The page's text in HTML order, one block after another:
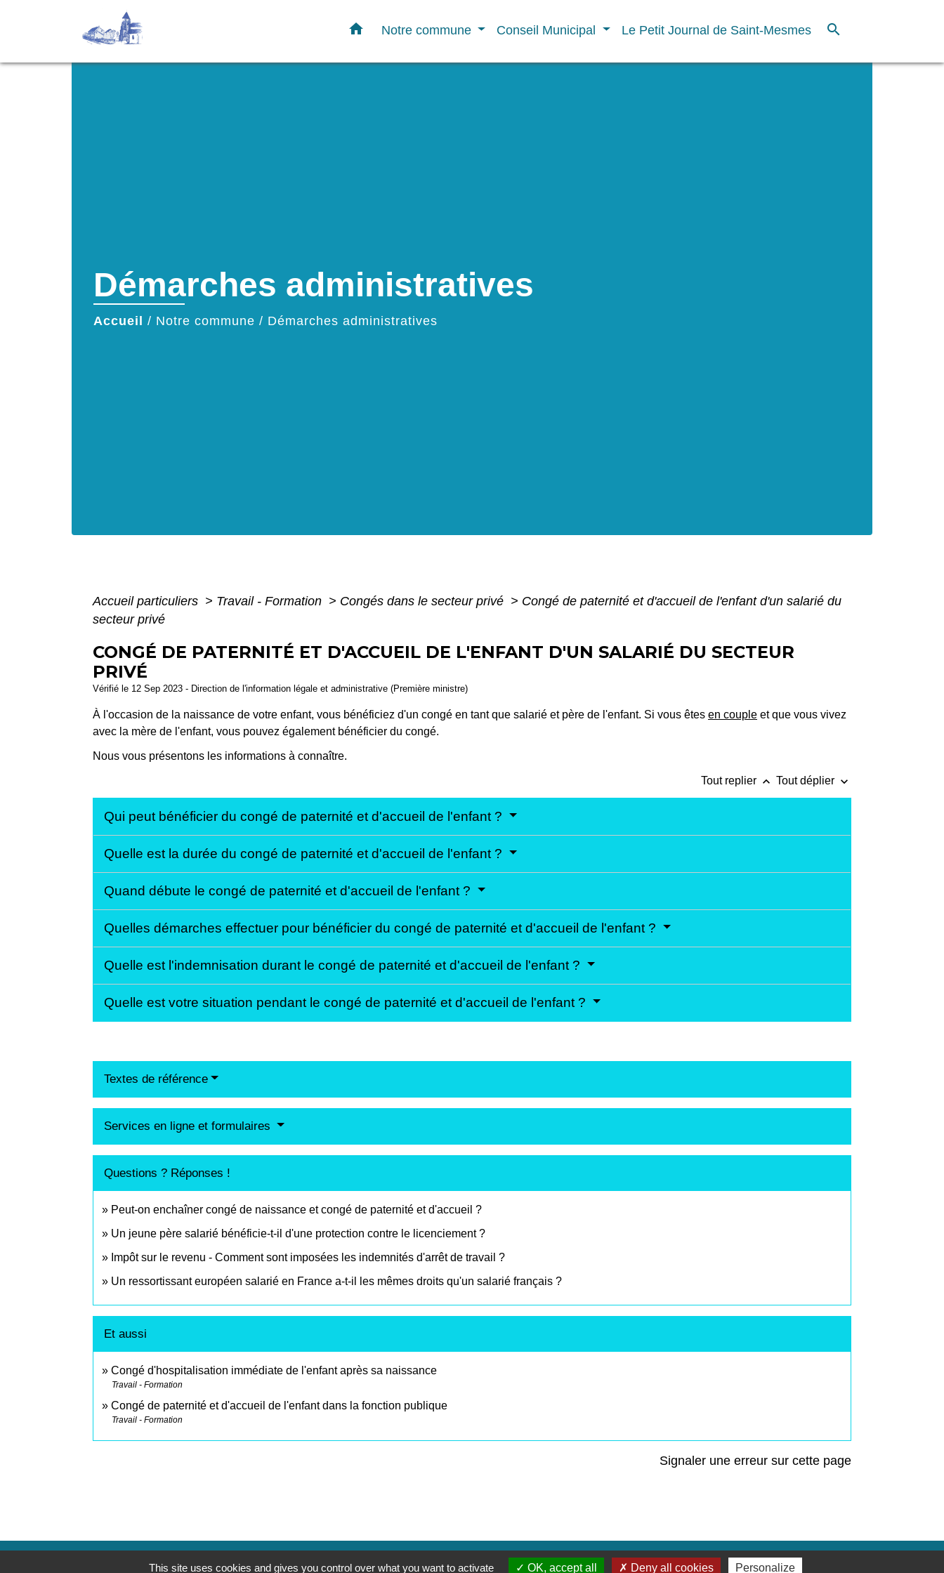
home Notre commune Conseil Municipal Le Petit Journal de Saint-Mesmes search
Démarches administratives
Accueil / Notre commune / Démarches administratives
Accueil particuliers > Travail - Formation > Congés dans le secteur privé > Congé de paternité et d'accueil de l'enfant d'un salarié du
secteur privé
CONGÉ DE PATERNITÉ ET D'ACCUEIL DE L'ENFANT D'UN SALARIÉ DU SECTEUR
PRIVÉ
Vérifié le 12 Sep 2023 - Direction de l'information légale et administrative (Première ministre)
À l'occasion de la naissance de votre enfant, vous bénéficiez d'un congé en tant que salarié et père de l'enfant. Si vous êtes en couple et que vous vivez
avec la mère de l'enfant, vous pouvez également bénéficier du congé.
Nous vous présentons les informations à connaître.
Tout replier keyboard_arrow_up Tout déplier keyboard_arrow_down
Qui peut bénéficier du congé de paternité et d'accueil de l'enfant ?
Quelle est la durée du congé de paternité et d'accueil de l'enfant ?
Quand débute le congé de paternité et d'accueil de l'enfant ?
Quelles démarches effectuer pour bénéficier du congé de paternité et d'accueil de l'enfant ?
Quelle est l'indemnisation durant le congé de paternité et d'accueil de l'enfant ?
Quelle est votre situation pendant le congé de paternité et d'accueil de l'enfant ?
Textes de référence
Services en ligne et formulaires
Questions ? Réponses !
Peut-on enchaîner congé de naissance et congé de paternité et d'accueil ?
Un jeune père salarié bénéficie-t-il d'une protection contre le licenciement ?
Impôt sur le revenu - Comment sont imposées les indemnités d'arrêt de travail ?
Un ressortissant européen salarié en France a-t-il les mêmes droits qu'un salarié français ?
Et aussi
Congé d'hospitalisation immédiate de l'enfant après sa naissance
Travail - Formation
Congé de paternité et d'accueil de l'enfant dans la fonction publique
Travail - Formation
Signaler une erreur sur cette page
This site uses cookies and gives you control over what you want to activate OK, accept all Deny all cookies Personalize